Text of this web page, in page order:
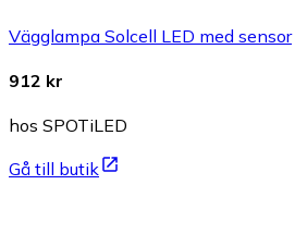
Vägglampa Solcell LED med sensor
912 kr
hos SPOTiLED
Gå till butik